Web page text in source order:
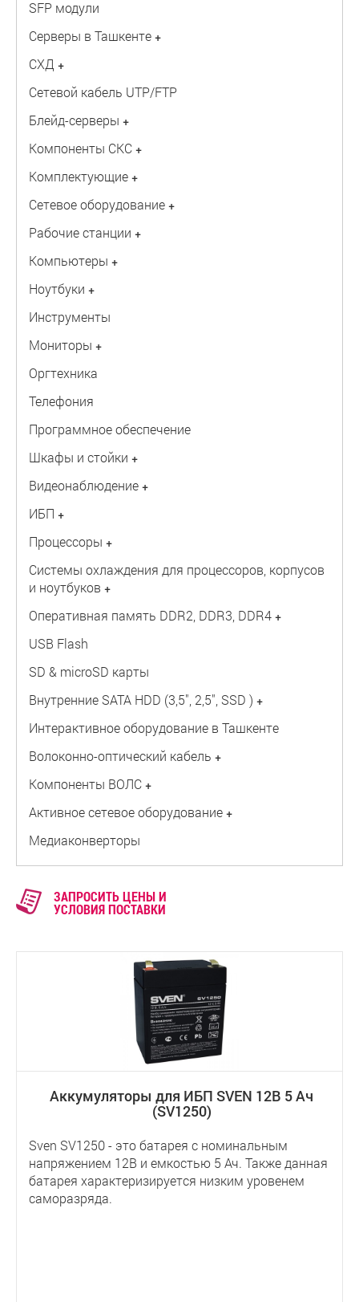
SFP модули
Серверы в Ташкенте +
СХД +
Сетевой кабель UTP/FTP
Блейд-серверы +
Компоненты СКС +
Комплектующие +
Сетевое оборудование +
Рабочие станции +
Компьютеры +
Ноутбуки +
Инструменты
Мониторы +
Оргтехника
Телефония
Программное обеспечение
Шкафы и стойки +
Видеонаблюдение +
ИБП +
Процессоры +
Системы охлаждения для процессоров, корпусов
и ноутбуков +
Оперативная память DDR2, DDR3, DDR4 +
USB Flash
SD & microSD карты
Внутренние SATA HDD (3,5", 2,5", SSD ) +
Интерактивное оборудование в Ташкенте
Волоконно-оптический кабель +
Компоненты ВОЛС +
Активное сетевое оборудование +
Медиаконверторы
ЗАПРОСИТЬ ЦЕНЫ И
УСЛОВИЯ ПОСТАВКИ
Аккумуляторы для ИБП SVEN 12В 5 Ач
(SV1250)
Sven SV1250 - это батарея с номинальным
напряжением 12В и емкостью 5 Ач. Также данная
батарея характеризируется низким уровенем
саморазряда.